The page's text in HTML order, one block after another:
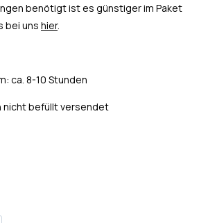
benötigt ist es günstiger im Paket
bei uns hier.
ca. 8-10 Stunden
nicht befüllt versendet